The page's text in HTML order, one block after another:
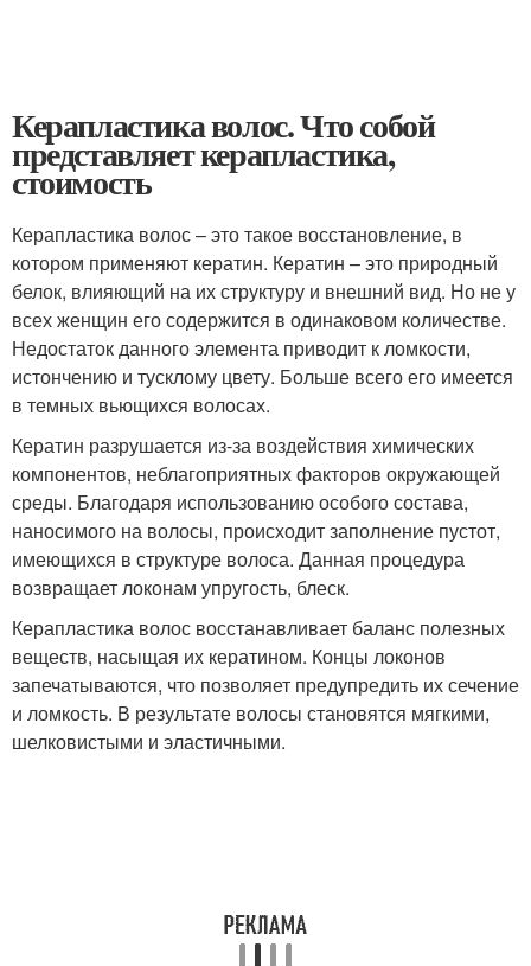
Керапластика волос. Что собой
представляет керапластика,
стоимость
Керапластика волос – это такое восстановление, в
котором применяют кератин. Кератин – это природный
белок, влияющий на их структуру и внешний вид. Но не у
всех женщин его содержится в одинаковом количестве.
Недостаток данного элемента приводит к ломкости,
истончению и тусклому цвету. Больше всего его имеется
в темных вьющихся волосах.
Кератин разрушается из-за воздействия химических
компонентов, неблагоприятных факторов окружающей
среды. Благодаря использованию особого состава,
наносимого на волосы, происходит заполнение пустот,
имеющихся в структуре волоса. Данная процедура
возвращает локонам упругость, блеск.
Керапластика волос восстанавливает баланс полезных
веществ, насыщая их кератином. Концы локонов
запечатываются, что позволяет предупредить их сечение
и ломкость. В результате волосы становятся мягкими,
шелковистыми и эластичными.